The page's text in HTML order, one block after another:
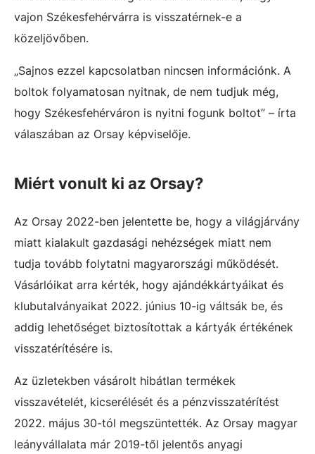
vajon Székesfehérvárra is visszatérnek-e a
közeljövőben.
„Sajnos ezzel kapcsolatban nincsen információnk. A
boltok folyamatosan nyitnak, de nem tudjuk még,
hogy Székesfehérváron is nyitni fogunk boltot” – írta
válaszában az Orsay képviselője.
Miért vonult ki az Orsay?
Az Orsay 2022-ben jelentette be, hogy a világjárvány
miatt kialakult gazdasági nehézségek miatt nem
tudja tovább folytatni magyarországi működését.
Vásárlóikat arra kérték, hogy ajándékkártyáikat és
klubutalványaikat 2022. június 10-ig váltsák be, és
addig lehetőséget biztosítottak a kártyák értékének
visszatérítésére is.
Az üzletekben vásárolt hibátlan termékek
visszavételét, kicserélését és a pénzvisszatérítést
2022. május 30-tól megszüntették. Az Orsay magyar
leányvállalata már 2019-től jelentős anyagi